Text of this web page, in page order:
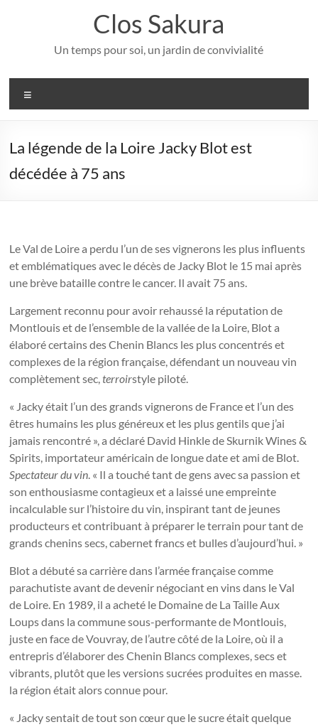
Clos Sakura
Un temps pour soi, un jardin de convivialité
La légende de la Loire Jacky Blot est
décédée à 75 ans
Le Val de Loire a perdu l’un de ses vignerons les plus influents
et emblématiques avec le décès de Jacky Blot le 15 mai après
une brève bataille contre le cancer. Il avait 75 ans.
Largement reconnu pour avoir rehaussé la réputation de
Montlouis et de l’ensemble de la vallée de la Loire, Blot a
élaboré certains des Chenin Blancs les plus concentrés et
complexes de la région française, défendant un nouveau vin
complètement sec,terroirstyle piloté.
« Jacky était l’un des grands vignerons de France et l’un des
êtres humains les plus généreux et les plus gentils que j’ai
jamais rencontré », a déclaré David Hinkle de Skurnik Wines &
Spirits, importateur américain de longue date et ami de Blot.
Spectateur du vin. « Il a touché tant de gens avec sa passion et
son enthousiasme contagieux et a laissé une empreinte
incalculable sur l’histoire du vin, inspirant tant de jeunes
producteurs et contribuant à préparer le terrain pour tant de
grands chenins secs, cabernet francs et bulles d’aujourd’hui. »
Blot a débuté sa carrière dans l’armée française comme
parachutiste avant de devenir négociant en vins dans le Val
de Loire. En 1989, il a acheté le Domaine de La Taille Aux
Loups dans la commune sous-performante de Montlouis,
juste en face de Vouvray, de l’autre côté de la Loire, où il a
entrepris d’élaborer des Chenin Blancs complexes, secs et
vibrants, plutôt que les versions sucrées produites en masse.
la région était alors connue pour.
« Jacky sentait de tout son cœur que le sucre était quelque